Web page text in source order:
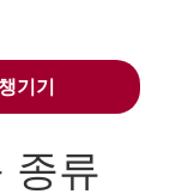
기기
종류